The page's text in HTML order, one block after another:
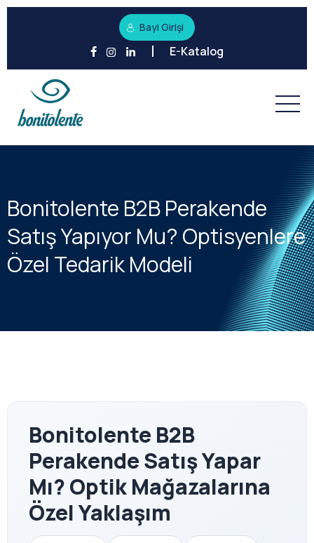
Bayi Girişi
E-Katalog
Bonitolente B2B Perakende
Satış Yapıyor Mu? Optisyenlere
Özel Tedarik Modeli
Bonitolente B2B
Perakende Satış Yapar
Mı? Optik Mağazalarına
Özel Yaklaşım